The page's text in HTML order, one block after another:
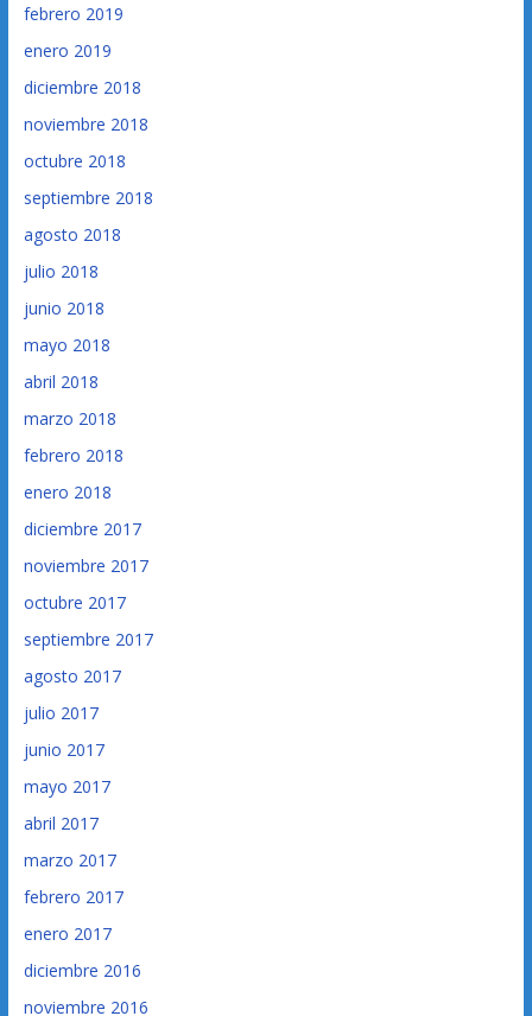
febrero 2019
enero 2019
diciembre 2018
noviembre 2018
octubre 2018
septiembre 2018
agosto 2018
julio 2018
junio 2018
mayo 2018
abril 2018
marzo 2018
febrero 2018
enero 2018
diciembre 2017
noviembre 2017
octubre 2017
septiembre 2017
agosto 2017
julio 2017
junio 2017
mayo 2017
abril 2017
marzo 2017
febrero 2017
enero 2017
diciembre 2016
noviembre 2016